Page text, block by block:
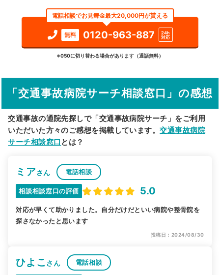
検索する
詳細条件で絞り込む
駅から探す 院名から探す
電話相談でお見舞金最大20,000円が貰える
無料 0120-963-887
24h
対応
※050に切り替わる場合があります（通話無料）
「交通事故病院サーチ相談窓口」の感想
交通事故の通院先探しで「交通事故病院サーチ」をご利用
いただいた方々のご感想を掲載しています。交通事故病院
サーチ相談窓口 とは？
ミアさん 電話相談
相談相談窓口の評価 5.0
対応が早くて助かりました。自分だけだといい病院や整骨院を
探さなかったと思います
投稿日：2024/08/30
ひよこ さん 電話相談